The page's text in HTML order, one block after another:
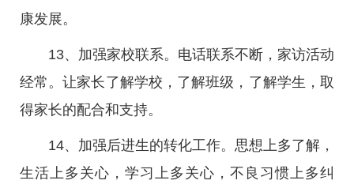
康发展。
13、加强家校联系。电话联系不断，家访活动
经常。让家长了解学校，了解班级，了解学生，取
得家长的配合和支持。
14、加强后进生的转化工作。思想上多了解，
生活上多关心，学习上多关心，不良习惯上多纠